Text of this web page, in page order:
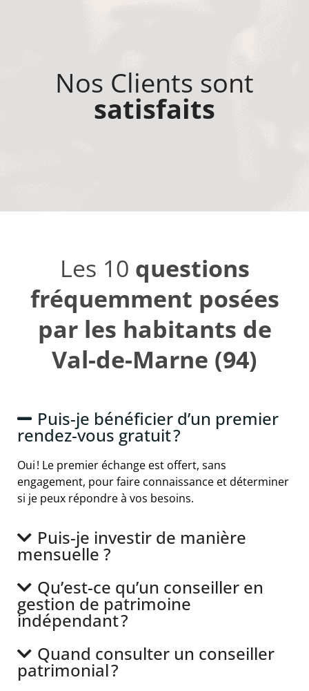
Nos Clients sont
satisfaits
Les 10 questions
fréquemment posées
par les habitants de
Val-de-Marne (94)
Puis-je bénéficier d’un premier
rendez-vous gratuit ?
Oui ! Le premier échange est offert, sans
engagement, pour faire connaissance et déterminer
si je peux répondre à vos besoins.
Puis-je investir de manière
mensuelle ?
Qu’est-ce qu’un conseiller en
gestion de patrimoine
indépendant ?
Quand consulter un conseiller
patrimonial ?